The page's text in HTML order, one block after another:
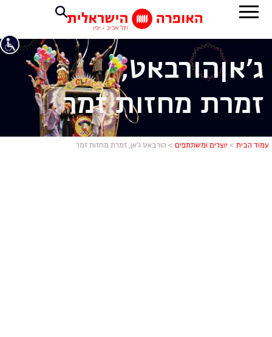
הורבאט
ג'אןהורבאט,
זמרת מחזות זמר
עמוד הבית > יוצרים ומשתתפים > הורבאט ג’אן, זמרת מחזות זמר